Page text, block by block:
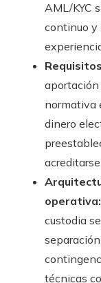
AML/KYC
continuo y
normativa
dinero
acreditarse.
operativa:
custodia
técnicas